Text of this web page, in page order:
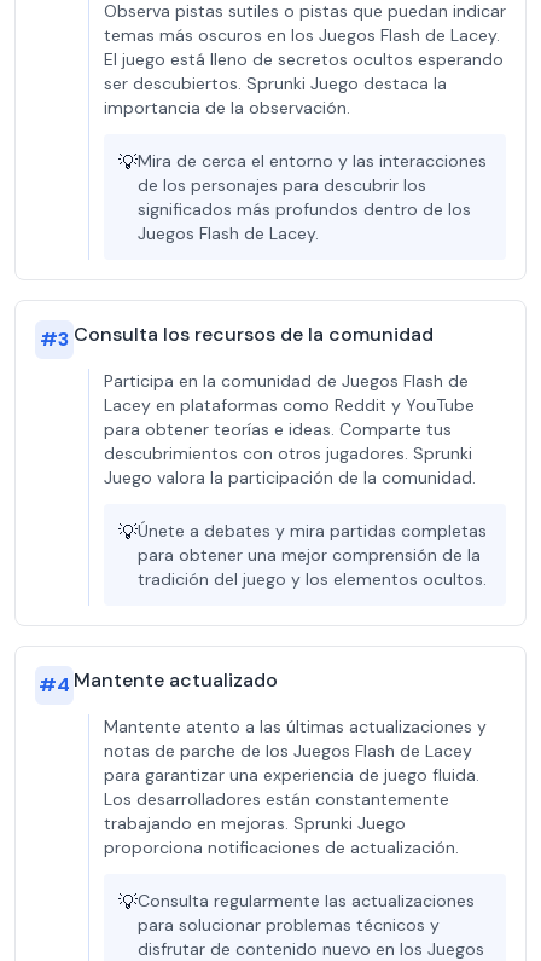
Observa pistas sutiles o pistas que puedan indicar
temas más oscuros en los Juegos Flash de Lacey.
El juego está lleno de secretos ocultos esperando
ser descubiertos. Sprunki Juego destaca la
importancia de la observación.
💡Mira de cerca el entorno y las interacciones
de los personajes para descubrir los
significados más profundos dentro de los
Juegos Flash de Lacey.
#3 Consulta los recursos de la comunidad
Participa en la comunidad de Juegos Flash de
Lacey en plataformas como Reddit y YouTube
para obtener teorías e ideas. Comparte tus
descubrimientos con otros jugadores. Sprunki
Juego valora la participación de la comunidad.
💡Únete a debates y mira partidas completas
para obtener una mejor comprensión de la
tradición del juego y los elementos ocultos.
#4 Mantente actualizado
Mantente atento a las últimas actualizaciones y
notas de parche de los Juegos Flash de Lacey
para garantizar una experiencia de juego fluida.
Los desarrolladores están constantemente
trabajando en mejoras. Sprunki Juego
proporciona notificaciones de actualización.
💡Consulta regularmente las actualizaciones
para solucionar problemas técnicos y
disfrutar de contenido nuevo en los Juegos